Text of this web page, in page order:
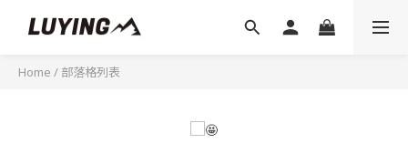
Home / 部落格列表